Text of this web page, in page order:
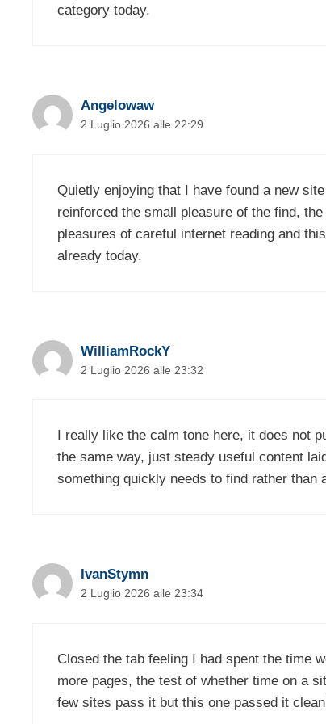
category today.
Angelowaw
2 Luglio 2026 alle 22:29
Quietly enjoying that I have found a new
reinforced the small pleasure of the find,
pleasures of careful internet reading and
already today.
WilliamRockY
2 Luglio 2026 alle 23:32
I really like the calm tone here, it does not
the same way, just steady useful content
something quickly needs to find rather than
IvanStymn
2 Luglio 2026 alle 23:34
Closed the tab feeling I had spent the time
more pages, the test of whether time on a
few sites pass it but this one passed it